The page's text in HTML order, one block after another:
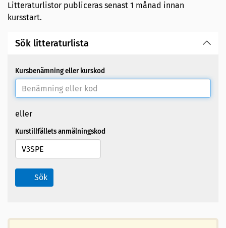
Litteraturlistor publiceras senast 1 månad innan
kursstart.
Sök litteraturlista
Kursbenämning eller kurskod
eller
Kurstillfällets anmälningskod
Sök